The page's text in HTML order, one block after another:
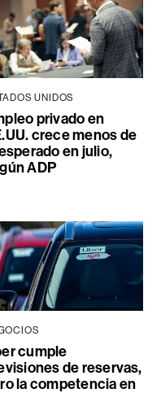
UNIDOS
privado en
crece menos de
en julio,
ADP
cumple
de reservas,
la competencia en